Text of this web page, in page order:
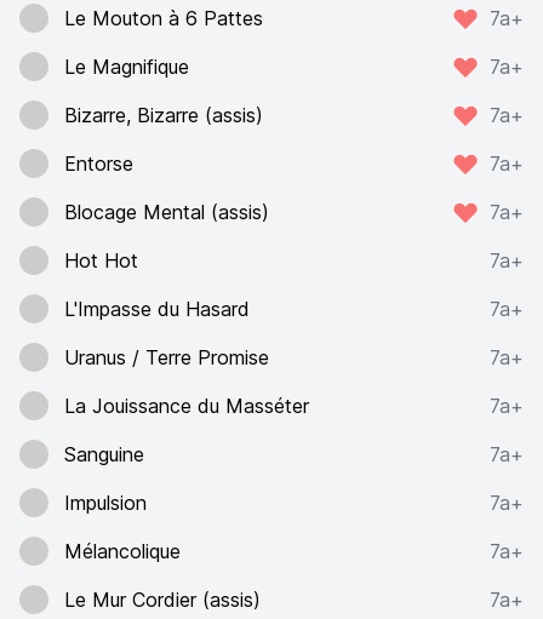
Le Mouton à 6 Pattes
7a+
Le Magnifique
7a+
Bizarre, Bizarre (assis)
7a+
Entorse
7a+
Blocage Mental (assis)
7a+
Hot Hot
7a+
L'Impasse du Hasard
7a+
Uranus / Terre Promise
7a+
La Jouissance du Masséter
7a+
Sanguine
7a+
Impulsion
7a+
Mélancolique
7a+
Le Mur Cordier (assis)
7a+